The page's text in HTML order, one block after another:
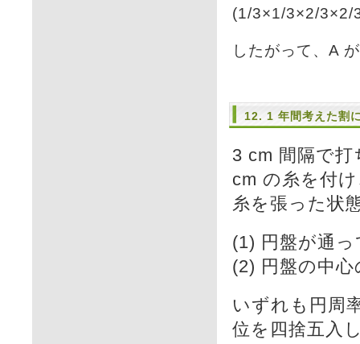
(1/3×1/3×2/3×2/
したがって、A
12. 1 年間考えた割
3 cm 間隔で
cm の糸を付
糸を張った状
(1) 円盤が通
(2) 円盤の中
いずれも円周
位を四捨五入